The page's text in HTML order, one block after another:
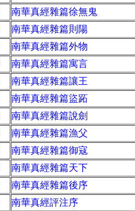
南華真經雜篇徐無鬼
南華真經雜篇則陽
南華真經雜篇外物
南華真經雜篇寓言
南華真經雜篇讓王
南華真經雜篇盜跖
南華真經雜篇說劍
南華真經雜篇漁父
南華真經雜篇御寇
南華真經雜篇天下
南華真經雜篇後序
南華真經評注序